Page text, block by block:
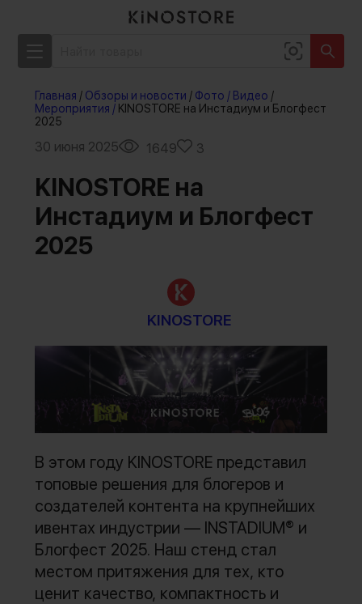
Главная / Обзоры и новости / Фото / Видео /
Мероприятия /KINOSTORE на Инстадиум и Блогфест
2025
30 июня 2025 1649 3
KINOSTORE на
Инстадиум и Блогфест
2025
KINOSTORE
В этом году KINOSTORE представил
топовые решения для блогеров и
создателей контента на крупнейших
ивентах индустрии — INSTADIUM® и
Блогфест 2025. Наш стенд стал
местом притяжения для тех, кто
ценит качество, компактность и